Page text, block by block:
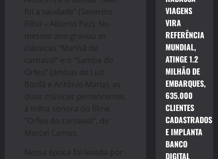
foi a saudade” (Severino
Filho – Alberto Paz). No
mesmo ano gravou as
clássicas “Manhã de
carnaval” e o “Samba do
Orfeu” (ambas de Luiz
Bonfá e Antônio Maria), as
duas músicas pertencentes
à trilha sonora do filme
“Orfeu do carnaval”, de
Marcel Camus.
Nessa época foi levada por
VIAGENS
VIRA
REFERÊNCIA
MUNDIAL,
ATINGE 1.2
MILHÃO DE
EMBARQUES,
635.000
CLIENTES
CADASTRADOS
E IMPLANTA
BANCO
DIGITAL